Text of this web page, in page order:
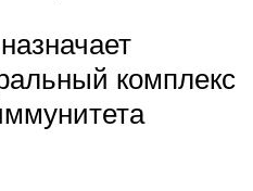
комплекс